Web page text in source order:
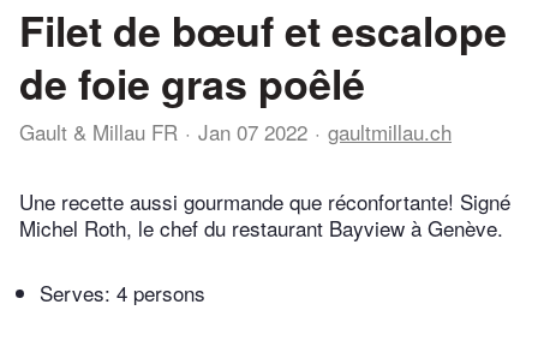
Filet de bœuf et escalope
de foie gras poêlé
Gault & Millau FR Jan 07 2022 gaultmillau.ch
Une recette aussi gourmande que réconfortante! Signé
Michel Roth, le chef du restaurant Bayview à Genève.
Serves: 4 persons